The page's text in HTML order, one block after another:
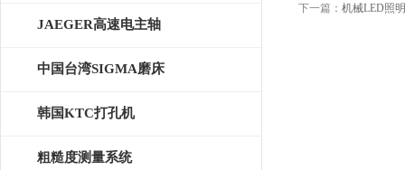
JAEGER高速电主轴
中国台湾SIGMA磨床
韩国KTC打孔机
粗糙度测量系统
下一篇： 机械LED照